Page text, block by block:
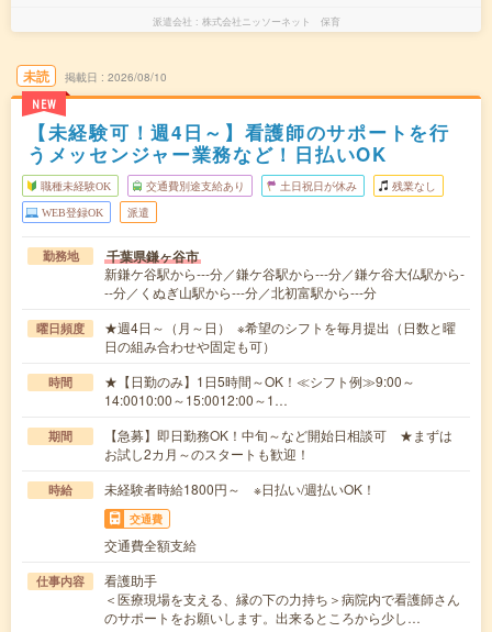
派遣会社 株式会社ニッソーネット 保育
未読
NEW
掲載日 2026/08/10
【未経験可！週4日～】看護師のサポートを行
うメッセンジャー業務など！日払いOK
職種未経験OK 交通費別途支給あり 土日祝日が休み 残業なし
WEB登録OK 派遣
勤務地 千葉県鎌ヶ谷市
新鎌ケ谷駅から---分／鎌ケ谷駅から---分／鎌ケ谷大仏駅から-
--分／くぬぎ山駅から---分／北初富駅から---分
曜日頻度
★週4日～（月～日） ※希望のシフトを毎月提出（日数と曜
日の組み合わせや固定も可）
時間
★【日勤のみ】1日5時間～OK！≪シフト例≫9:00～
14:0010:00～15:0012:00～1…
期間
【急募】即日勤務OK！中旬～など開始日相談可 ★まずは
お試し2カ月～のスタートも歓迎！
時給 未経験者時給1800円～ ※日払い/週払いOK！
交通費
交通費全額支給
仕事内容
看護助手
＜医療現場を支える、縁の下の力持ち＞病院内で看護師さん
のサポートをお願いします。出来るところから少し…